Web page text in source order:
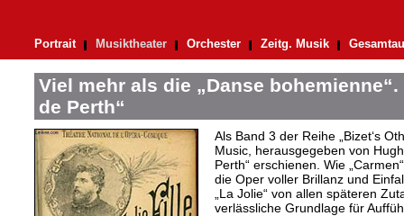
Portrait Musiktheater Orchester Zeitg. Musik
Viel mehr als die „Danse
de Perth“
Als Band 3 der Reihe „Bizet‘s
Music, herausgegeben von
Perth“ erschienen. Wie
die Oper voller Brillanz und
„La Jolie“ von allen späteren
verlässliche Grundlage für